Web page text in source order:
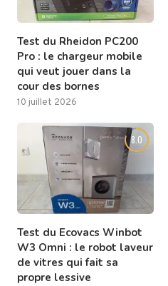
Test du Rheidon PC200
Pro : le chargeur mobile
qui veut jouer dans la
cour des bornes
10 juillet 2026
8.0
Test du Ecovacs Winbot
W3 Omni : le robot laveur
de vitres qui fait sa
propre lessive